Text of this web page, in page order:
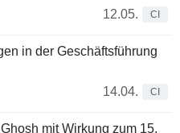
12.05.
CI
in der Geschäftsführung
14.04.
CI
mit Wirkung zum 15.